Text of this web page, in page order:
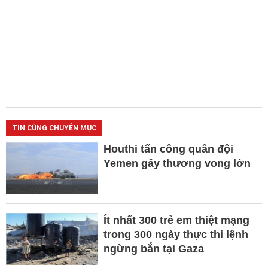
TIN CÙNG CHUYÊN MỤC
Houthi tấn công quân đội
Yemen gây thương vong lớn
Ít nhất 300 trẻ em thiệt mạng
trong 300 ngày thực thi lệnh
ngừng bắn tại Gaza